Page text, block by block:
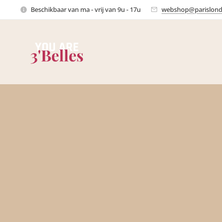
Beschikbaar van ma - vrij van 9u - 17u